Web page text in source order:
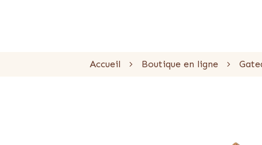
Accueil Boutique en ligne